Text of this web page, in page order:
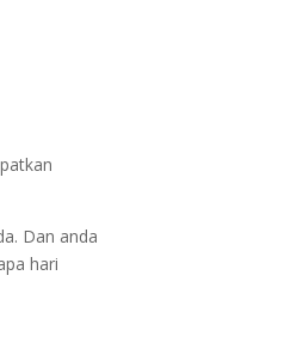
Dan anda
hari